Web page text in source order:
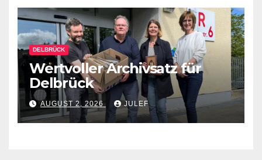
DELBRÜCK
Wertvoller Archivsatz für
Delbrück
AUGUST 2, 2026 JULEF